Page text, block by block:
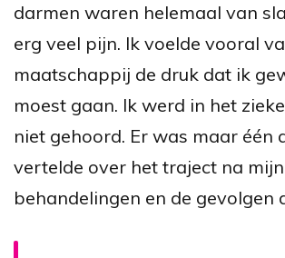
darmen waren helemaal van
erg veel pijn. Ik voelde vooral
maatschappij de druk dat ik
moest gaan. Ik werd in het
niet gehoord. Er was maar één
vertelde over het traject na mijn
behandelingen en de gevolgen